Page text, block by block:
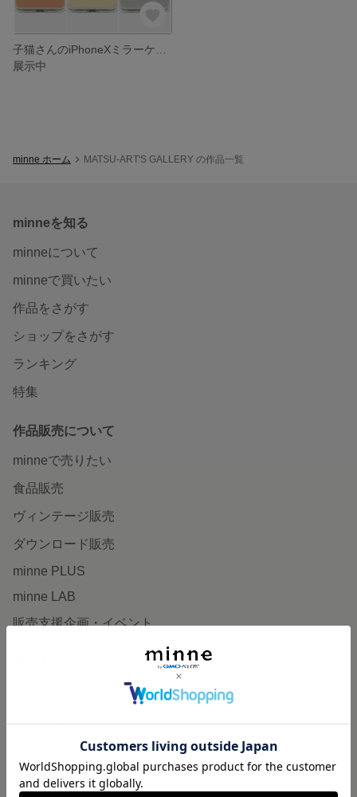
展示中
minne ホーム MATSU-ART'S GALLERY の作品一覧
minneを知る
minneについて
minneで買いたい
作品をさがす
ショップをさがす
ランキング
特集
作品販売について
minneで売りたい
食品販売
ヴィンテージ販売
ダウンロード販売
minne PLUS
minne LAB
販売支援企画・イベント
minneとものづくりと
minneの本